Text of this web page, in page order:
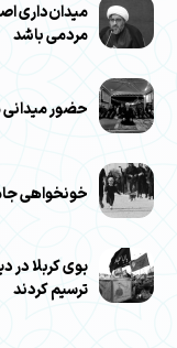
میدان‌داری
مردمی باشد
حضور میدانی
خونخواهی
بوی کربلا در
ترسیم کردند